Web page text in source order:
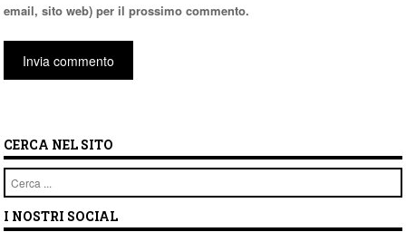
email, sito web) per il prossimo commento.
CERCA NEL SITO
Cerca
I NOSTRI SOCIAL